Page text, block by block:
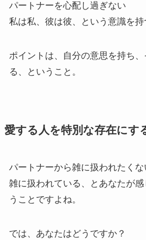
パートナーを心配し過ぎない
私は私、彼は彼、という意識を持
ポイントは、自分の意思を持ち
る、ということ。
愛する人を特別な存在にす
パートナーから雑に扱われたくな
雑に扱われている、とあなたが
うことですよね。
では、あなたはどうですか？